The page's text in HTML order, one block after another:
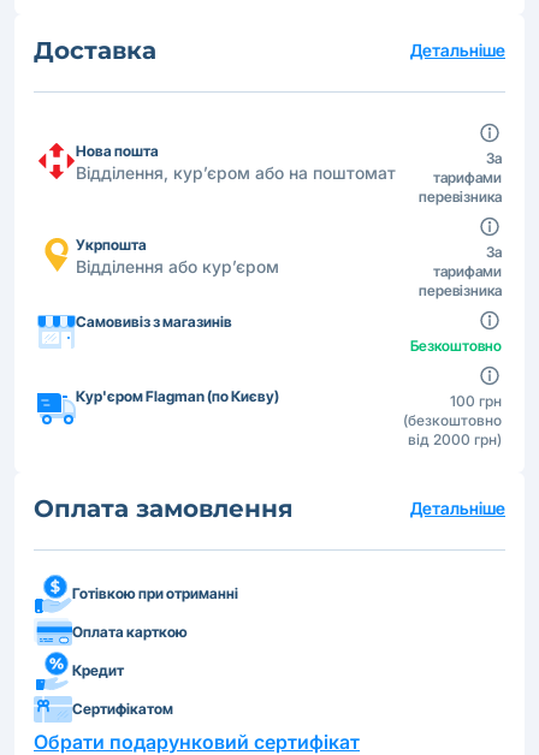
Доставка Детальніше
Нова пошта
Відділення, кур’єром або на поштомат
За
тарифами
перевізника
Укрпошта
Відділення або кур’єром
За
тарифами
перевізника
Самовивіз з магазинів
Безкоштовно
Кур'єром Flagman (по Києву)
100 грн
(безкоштовно
від 2000 грн)
Оплата замовлення Детальніше
Готівкою при отриманні
Оплата карткою
Кредит
Сертифікатом
Обрати подарунковий сертифікат